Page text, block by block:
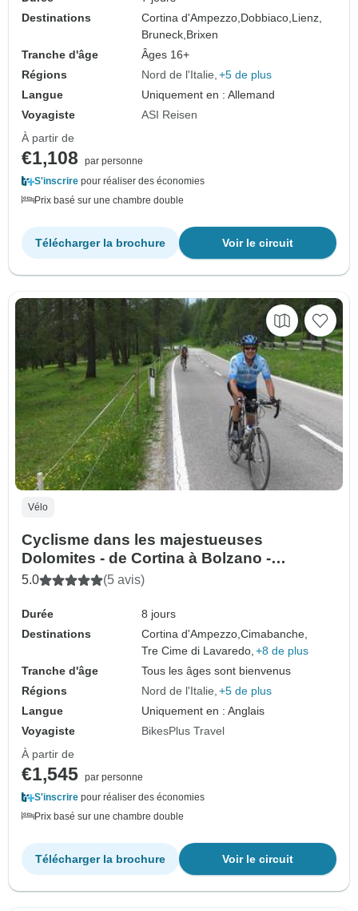
Destinations
Cortina d'Ampezzo,Dobbiaco,Lienz,
Bruneck,Brixen
Tranche d'âge
Âges 16+
Régions
Nord de l'Italie +5 de plus
Langue
Uniquement en : Allemand
Voyagiste
ASI Reisen
À partir de
€1,108
par personne
S'inscrire pour réaliser des économies
Prix basé sur une chambre double
Voir le circuit
Télécharger la brochure
Vélo
Cyclisme dans les majestueuses
Dolomites - de Cortina à Bolzano -
Classique autoguidé
5.0 (5 avis)
Durée
8 jours
Destinations
Cortina d'Ampezzo,Cimabanche,
Tre Cime di Lavaredo, +8 de plus
Tranche d'âge
Tous les âges sont bienvenus
Régions
Nord de l'Italie +5 de plus
Langue
Uniquement en : Anglais
Voyagiste
BikesPlus Travel
À partir de
€1,545 par personne
S'inscrire pour réaliser des économies
Prix basé sur une chambre double
Voir le circuit
Télécharger la brochure